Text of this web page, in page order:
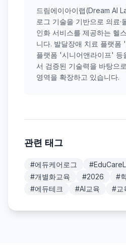
드림에이아이랩(Dream AI
로그 기술을 기반으로 의료·
인화 서비스를 제공하는 헬
니다. 발달장애 치료 플랫폼
플랫폼 '시니어앤라이프' 등
서 검증된 기술력을 바탕으
영역을 확장하고 있습니다.
관련 태그
#에듀케어로그 #
#개별화교육 #2026 #
#에듀테크 #AI교육 #교